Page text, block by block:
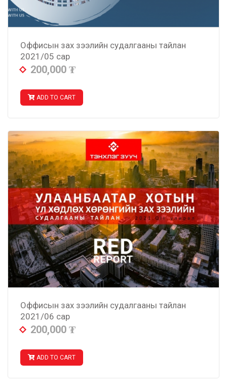
Оффисын зах зээлийн судалгааны тайлан
2021/05 сар
200,000 ₮
ADD TO CART
Оффисын зах зээлийн судалгааны тайлан
2021/06 сар
200,000 ₮
ADD TO CART